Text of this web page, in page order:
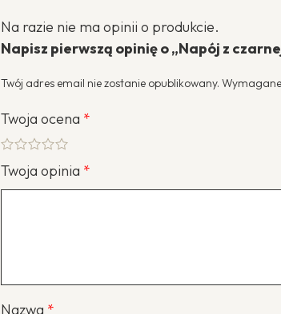
na
Na razie nie ma opinii o produkcie.
Napisz pierwszą opinię o „Napój z
Twój adres email nie zostanie opublikowany.
Twoja ocena *
Twoja opinia *
Nazwa *